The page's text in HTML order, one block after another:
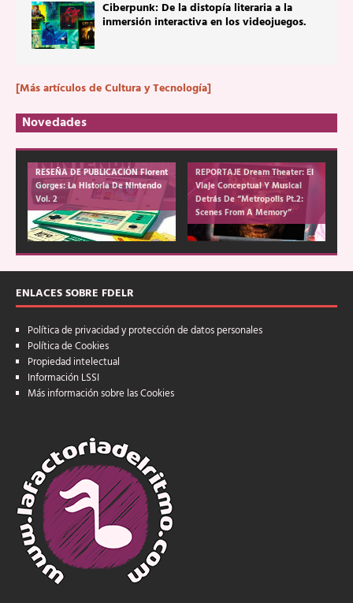
Ciberpunk: De la distopía literaria a la
inmersión interactiva en los videojuegos.
[Más artículos de Cultura y Tecnología]
Novedades
RESEÑA DE PUBLICACIÓNFlorent
Gorges: La Historia De Nintendo
Vol. 2
REPORTAJEDream Theater: El
Viaje Conceptual Y Musical
Detrás De “Metropolis Pt.2:
Scenes From A Memory”
ENLACES SOBRE FDELR
Política de privacidad y protección de datos personales
Política de Cookies
Propiedad intelectual
Información LSSI
Más información sobre las Cookies